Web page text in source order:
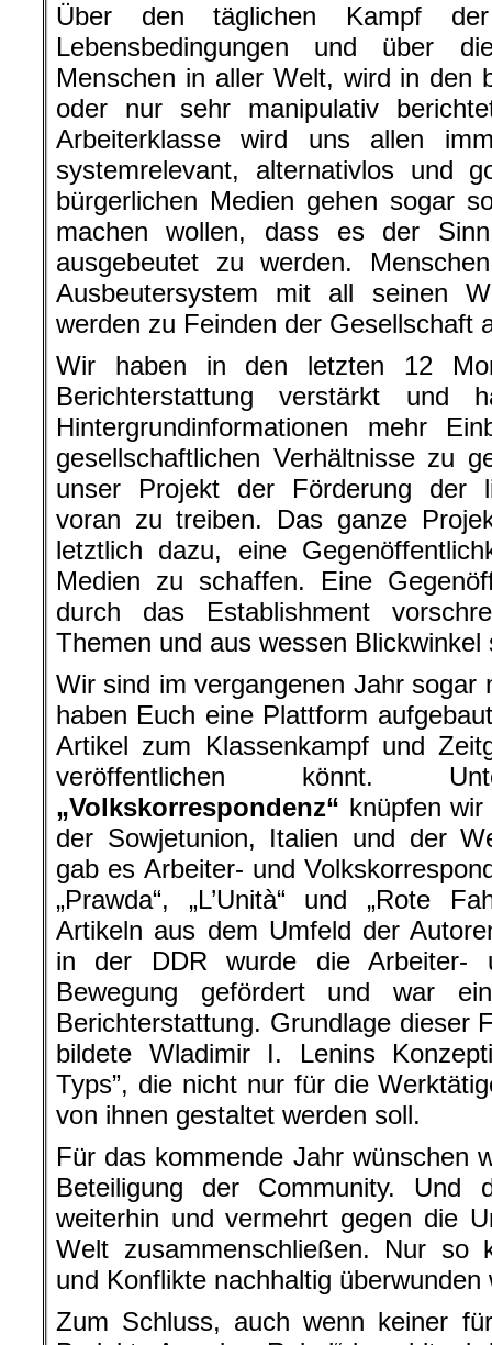
Über den täglichen Kampf
Lebensbedingungen und über
Menschen in aller Welt, wird in den
oder nur sehr manipulativ
Arbeiterklasse wird uns allen
systemrelevant, alternativlos und
bürgerlichen Medien gehen sogar
machen wollen, dass es der
ausgebeutet zu werden.
Ausbeutersystem mit all seinen
werden zu Feinden der Gesellschaft
Wir haben in den letzten 12
Berichterstattung verstärkt und
Hintergrundinformationen mehr
gesellschaftlichen Verhältnisse zu
unser Projekt der Förderung der
voran zu treiben. Das ganze
letztlich dazu, eine
Medien zu schaffen. Eine
durch das Establishment
Themen und aus wessen
Wir sind im vergangenen Jahr sogar
haben Euch eine Plattform
Artikel zum Klassenkampf und
veröffentlichen könnt.
„Volkskorrespondenz“ knüpfen
der Sowjetunion, Italien und der
gab es Arbeiter- und
„Prawda“, „L’Unità“ und „Rote
Artikeln aus dem Umfeld der
in der DDR wurde die Arbeiter-
Bewegung gefördert und war
Berichterstattung. Grundlage dieser
bildete Wladimir I. Lenins
Typs”, die nicht nur für die
von ihnen gestaltet werden soll.
Für das kommende Jahr wünschen
Beteiligung der Community. Und
weiterhin und vermehrt gegen die
Welt zusammenschließen. Nur so
und Konflikte nachhaltig überwunden
Zum Schluss, auch wenn keiner